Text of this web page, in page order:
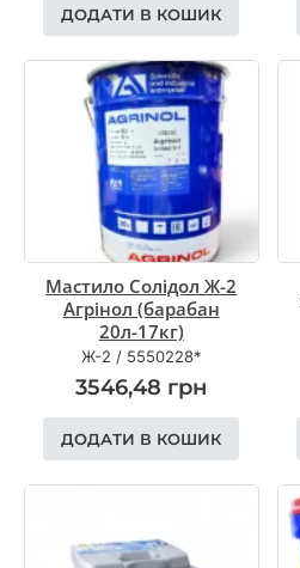
ДОДАТИ В КОШИК
Мастило Солідол Ж-2
Агрінол (барабан
20л-17кг)
Ж-2 / 5550228*
3546,48 грн
ДОДАТИ В КОШИК